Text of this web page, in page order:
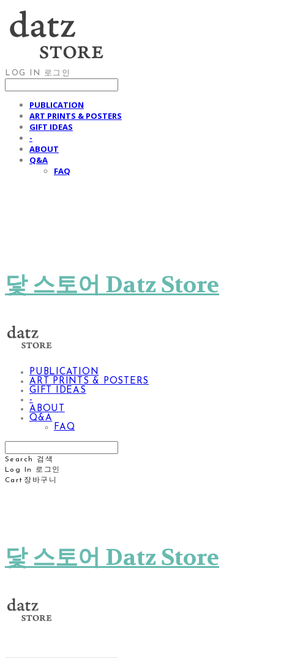
LOG IN 로그인
PUBLICATION
ART PRINTS & POSTERS
GIFT IDEAS
-
ABOUT
Q&A
FAQ
닻 스토어 Datz Store
PUBLICATION
ART PRINTS & POSTERS
GIFT IDEAS
-
ABOUT
Q&A
FAQ
Search
검색
Log In
로그인
Cart 장바구니
닻 스토어 Datz Store